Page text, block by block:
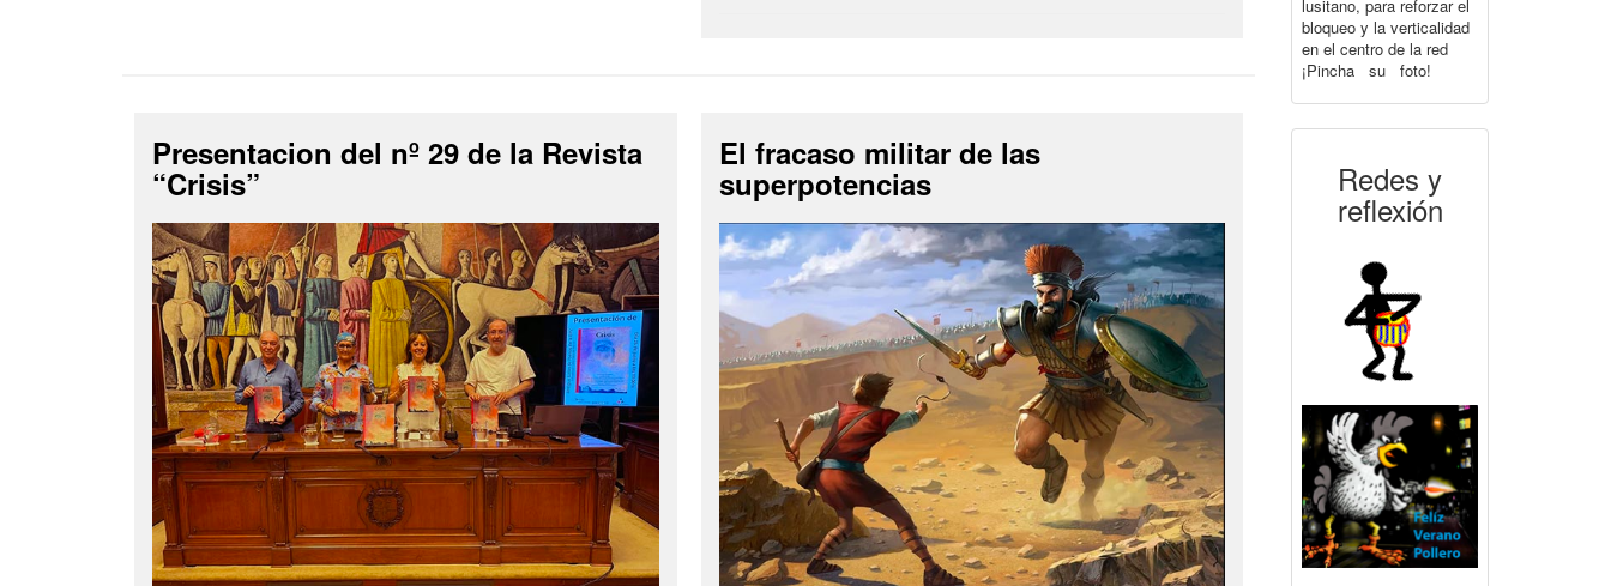
Presentacion del nº 29 de la Revista
“Crisis”
El fracaso militar de las
superpotencias
lusitano, para reforzar el
bloqueo y la verticalidad
en el centro de la red
¡Pincha su foto!
Redes y
reflexión